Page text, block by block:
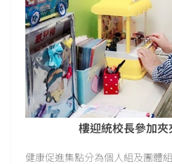
樓迎統校長參加
健康促進集點分為個人組及團體